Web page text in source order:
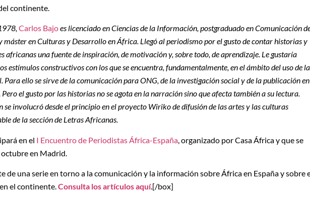
continente.
Carlos Bajoes licenciado en Ciencias de la Información, postgraduado en Comunicación
máster en Culturas y Desarrollo en África. Llegó al periodismo por el gusto de contar historias y
africanas una fuente de inspiración, de motivación y, sobre todo, de aprendizaje. Le gustaría
estímulos constructivos con los que se encuentra, fundamentalmente, en el ámbito del uso de
Para ello se sirve de la comunicación para ONG, de la investigación social y de la publicación en
el gusto por las historias no se agota en la narración sino que afecta también a su lectura.
se involucró desde el principio en el proyecto Wiriko de difusión de las artes y las culturas
de la sección de Letras Africanas.
en el I Encuentro de Periodistas África-España , organizado por Casa África y que se
en Madrid.
de una serie en torno a la comunicación y la información sobre África en España y sobre
el continente.Consulta los artículos aquí.[/box]